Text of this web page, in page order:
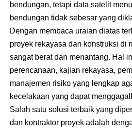
bendungan, tetapi data satelit
bendungan tidak sebesar yang
Dengan membaca uraian diatas
proyek rekayasa dan konstruksi di
sangat berat dan menantang. Hal
perencanaan, kajian rekayasa,
manajemen risiko yang lengkap
kecelakaan yang dapat
Salah satu solusi terbaik yang
dan kontraktor proyek adalah